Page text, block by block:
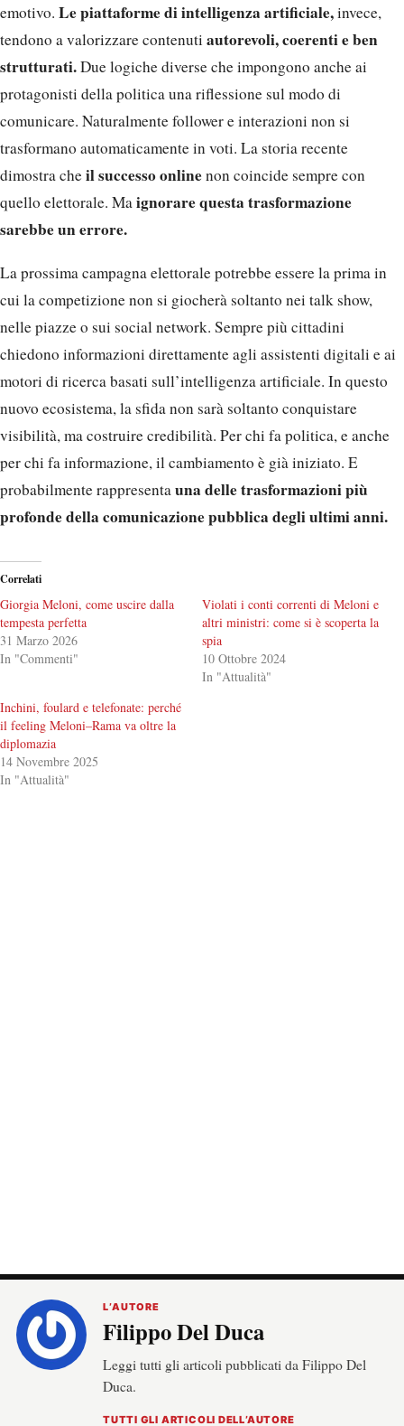
emotivo. Le piattaforme di intelligenza artificiale,invece,
tendono a valorizzare contenuti autorevoli, coerenti e ben
strutturati.Due logiche diverse che impongono anche ai
protagonisti della politica una riflessione sul modo di
comunicare. Naturalmente follower e interazioni non si
trasformano automaticamente in voti. La storia recente
dimostra cheil successo onlinenon coincide sempre con
quello elettorale. Maignorare questa trasformazione
sarebbe un errore.
La prossima campagna elettorale potrebbe essere la prima in
cui la competizione non si giocherà soltanto nei talk show,
nelle piazze o sui social network. Sempre più cittadini
chiedono informazioni direttamente agli assistenti digitali e ai
motori di ricerca basati sull’intelligenza artificiale. In questo
nuovo ecosistema, la sfida non sarà soltanto conquistare
visibilità, ma costruire credibilità. Per chi fa politica, e anche
per chi fa informazione, il cambiamento è già iniziato. E
probabilmente rappresentauna delle trasformazioni più
profonde della comunicazione pubblica degli ultimi anni.
Correlati
Giorgia Meloni, come uscire dalla
tempesta perfetta
31 Marzo 2026
In "Commenti"
Violati i conti correnti di Meloni e
altri ministri: come si è scoperta la
spia
10 Ottobre 2024
In "Attualità"
Inchini, foulard e telefonate: perché
il feeling Meloni–Rama va oltre la
diplomazia
14 Novembre 2025
In "Attualità"
L’AUTORE
Filippo Del Duca
Leggi tutti gli articoli pubblicati da Filippo Del
Duca.
TUTTI GLI ARTICOLI DELL’AUTORE